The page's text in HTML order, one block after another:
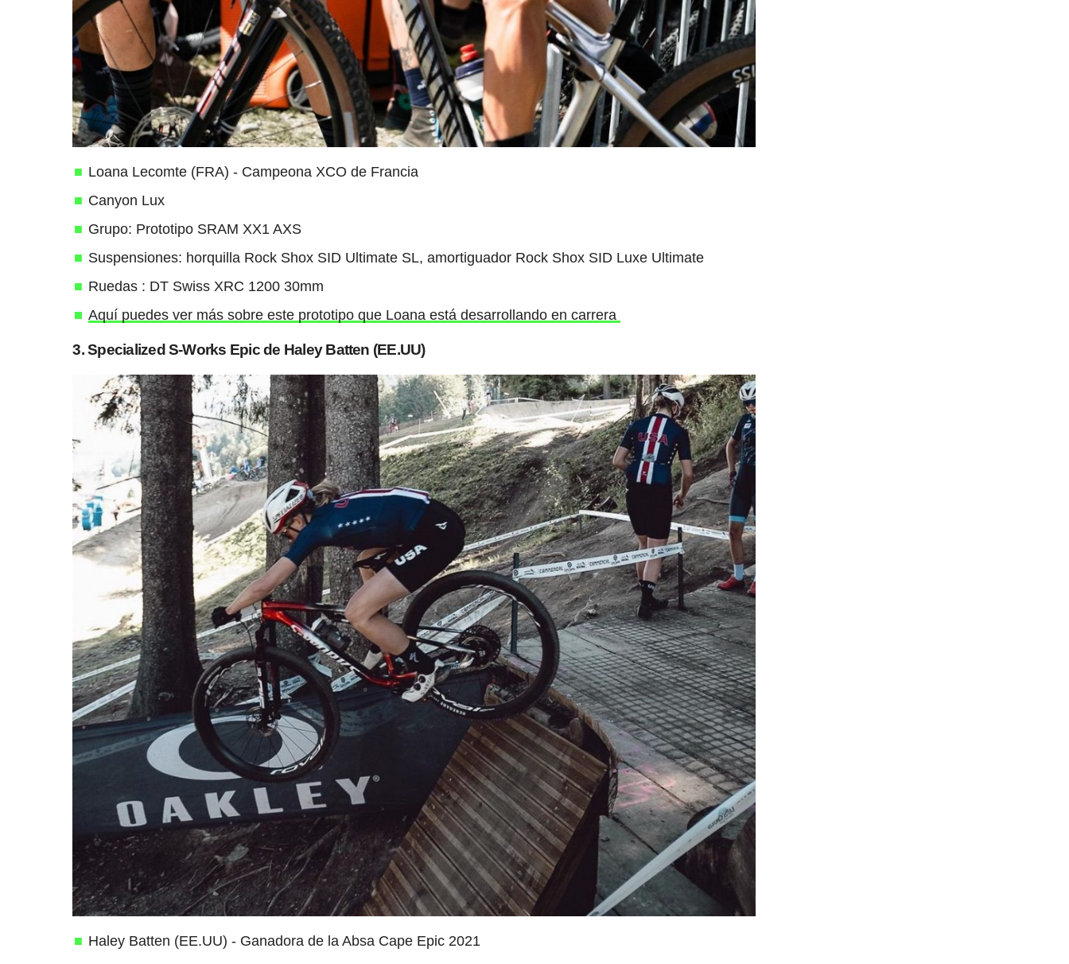
Loana Lecomte (FRA) - Campeona XCO de Francia
Canyon Lux
Grupo: Prototipo SRAM XX1 AXS
Suspensiones: horquilla Rock Shox SID Ultimate SL, amortiguador Rock Shox SID Luxe Ultimate
Ruedas : DT Swiss XRC 1200 30mm
Aquí puedes ver más sobre este prototipo que Loana está desarrollando en carrera
3. Specialized S-Works Epic de Haley Batten (EE.UU)
Haley Batten (EE.UU) - Ganadora de la Absa Cape Epic 2021